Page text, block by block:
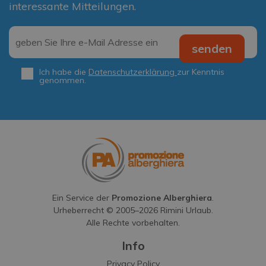
interessante Mitteilungen.
Email
Privacy *
Ich habe die Datenschutzerklärung zur Kenntnis
genommen.
senden
Ein Service der Promozione Alberghiera.
Urheberrecht © 2005–2026Rimini Urlaub.
Alle Rechte vorbehalten.
Info
Privacy Policy